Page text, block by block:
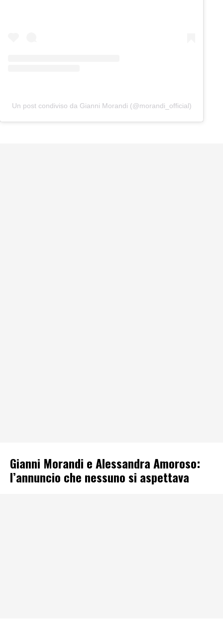
Un post condiviso da Gianni Morandi (@morandi_official)
Gianni Morandi e Alessandra Amoroso:
l’annuncio che nessuno si aspettava